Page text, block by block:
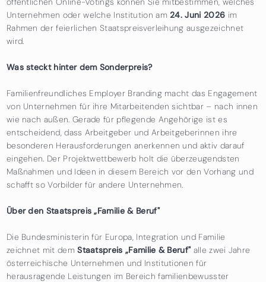
Unternehmen oder welche Institution am 24. Juni 2026 im
Rahmen der feierlichen Staatspreisverleihung ausgezeichnet
wird.
Was steckt hinter dem Sonderpreis?
Familienfreundliches Employer Branding macht das Engagement
von Unternehmen für ihre Mitarbeitenden sichtbar – nach innen
wie nach außen. Gerade für pflegende Angehörige ist es
entscheidend, dass Arbeitgeber und Arbeitgeberinnen ihre
besonderen Herausforderungen anerkennen und aktiv darauf
eingehen. Der Projektwettbewerb holt die überzeugendsten
Maßnahmen und Ideen in diesem Bereich vor den Vorhang und
schafft so Vorbilder für andere Unternehmen.
Über den Staatspreis „Familie & Beruf"
Die Bundesministerin für Europa, Integration und Familie
zeichnet mit demStaatspreis „Familie & Beruf" alle zwei Jahre
österreichische Unternehmen und Institutionen für
herausragende Leistungen im Bereich familienbewusster